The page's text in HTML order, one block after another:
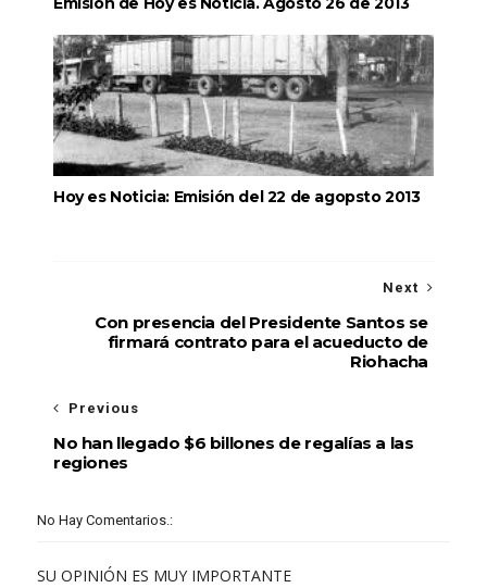
Hoy es Noticia: Emisión del 22 de agopsto 2013
Next
Con presencia del Presidente Santos se
firmará contrato para el acueducto de
Riohacha
Previous
No han llegado $6 billones de regalías a las
regiones
No Hay Comentarios.:
SU OPINIÓN ES MUY IMPORTANTE